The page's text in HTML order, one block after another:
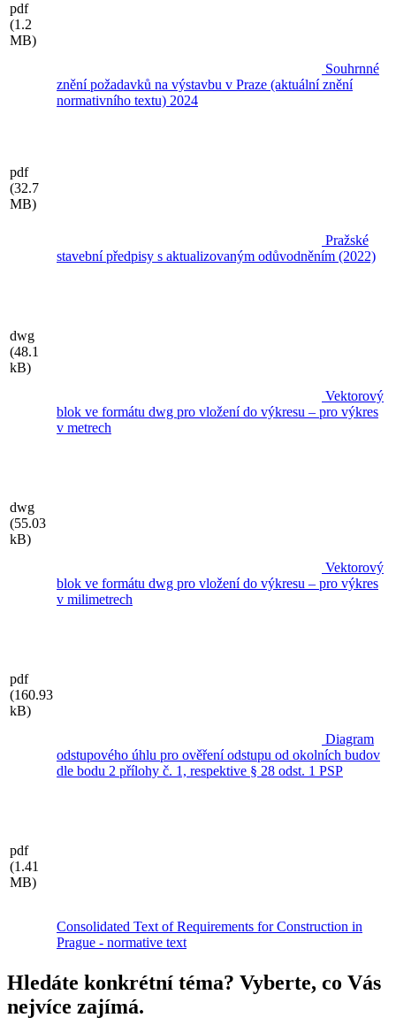
pdf
(1.2
MB)
Souhrnné
znění požadavků na výstavbu v Praze (aktuální znění
normativního textu) 2024
pdf
(32.7
MB)
Pražské
stavební předpisy s aktualizovaným odůvodněním (2022)
dwg
(48.1
kB)
Vektorový
blok ve formátu dwg pro vložení do výkresu – pro výkres
v metrech
dwg
(55.03
kB)
Vektorový
blok ve formátu dwg pro vložení do výkresu – pro výkres
v milimetrech
pdf
(160.93
kB)
Diagram
odstupového úhlu pro ověření odstupu od okolních budov
dle bodu 2 přílohy č. 1, respektive § 28 odst. 1 PSP
pdf
(1.41
MB)
Consolidated Text of Requirements for Construction in
Prague - normative text
Hledáte konkrétní téma? Vyberte, co Vás
nejvíce zajímá.